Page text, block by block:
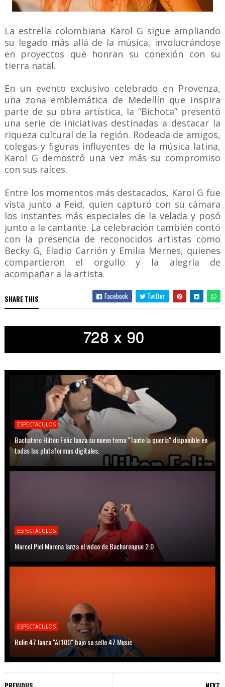
La estrella colombiana Karol G sigue ampliando
su legado más allá de la música, involucrándose
en proyectos que honran su conexión con su
tierra natal.
En un evento exclusivo celebrado en Provenza,
una zona emblemática de Medellín que inspira
parte de su obra artística, la “Bichota” presentó
una serie de iniciativas destinadas a destacar la
riqueza cultural de la región. Rodeada de amigos,
colegas y figuras influyentes de la música latina,
Karol G demostró una vez más su compromiso
con sus raíces.
Entre los momentos más destacados, Karol G fue
vista junto a Feid, quien capturó con su cámara
los instantes más especiales de la velada y posó
junto a la cantante. La celebración también contó
con la presencia de reconocidos artistas como
Becky G, Eladio Carrión y Emilia Mernes, quienes
compartieron el orgullo y la alegría de
acompañar a la artista.
SHARE THIS Facebook Twitter
ESPECTÁCULOS
Bachatero Hilton Féliz lanza su nuevo tema "Tanto la quería" disponible en
todas las plataformas digitales.
ESPECTÁCULOS
Marcel Piel Morena lanza el video de Bacharengue 2.0
ESPECTÁCULOS
Bulin 47 lanza "Al 100" bajo su sello 47 Music